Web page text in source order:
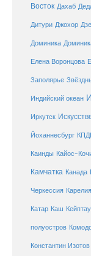
Восток Дахаб
Дитури Джохор
Доминика
Елена Воронцова
Заполярье
Индийский океан
Иркутск
Йоханнесбург
Каинды Кайос-
Камчатка Канада
Черкессия Карелия
Катар Каш
полуостров
Константин Изотов